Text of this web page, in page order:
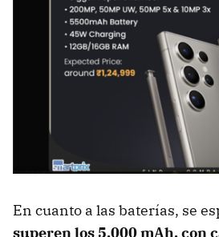
En cuanto a las baterías, se
superen los 5.000 mAh, con